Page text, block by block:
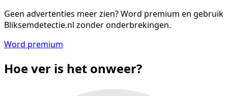
Geen advertenties meer zien?Word premium en gebruik
Bliksemdetectie.nl zonder onderbrekingen.
Word premium
Hoe ver is het onweer?